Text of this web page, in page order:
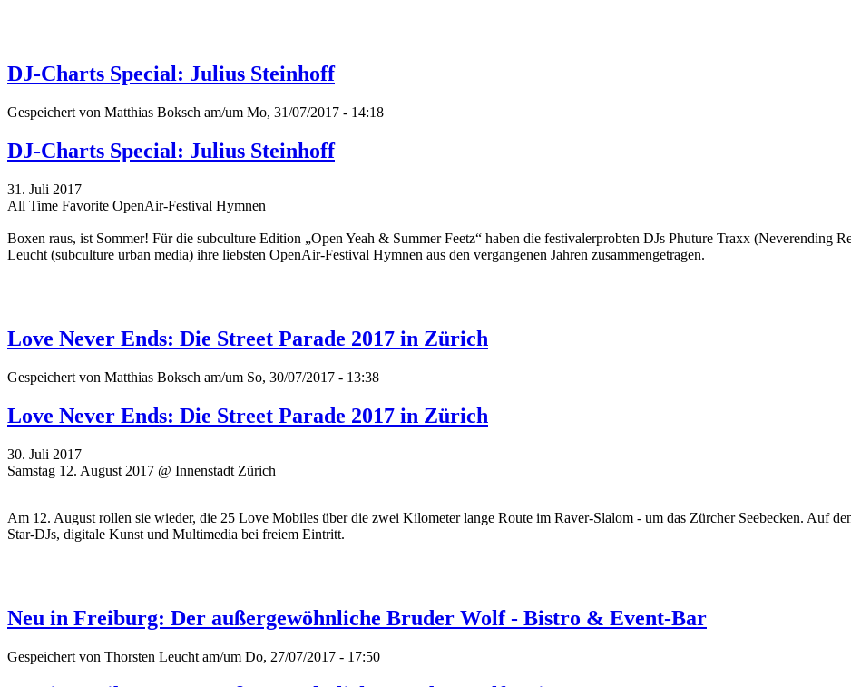
DJ-Charts Special: Julius Steinhoff
Gespeichert von Matthias Boksch am/um Mo, 31/07/2017 - 14:18
DJ-Charts Special: Julius Steinhoff
31. Juli 2017
All Time Favorite OpenAir-Festival Hymnen
Boxen raus, ist Sommer! Für die subculture Edition „Open Yeah & Summer Feetz“ haben die festivalerprobten DJs Phuture Traxx (Neverending
Leucht (subculture urban media) ihre liebsten OpenAir-Festival Hymnen aus den vergangenen Jahren zusammengetragen.
Love Never Ends: Die Street Parade 2017 in Zürich
Gespeichert von Matthias Boksch am/um So, 30/07/2017 - 13:38
Love Never Ends: Die Street Parade 2017 in Zürich
30. Juli 2017
Samstag 12. August 2017 @ Innenstadt Zürich
Am 12. August rollen sie wieder, die 25 Love Mobiles über die zwei Kilometer lange Route im Raver-Slalom - um das Zürcher Seebecken. Auf
Star-DJs, digitale Kunst und Multimedia bei freiem Eintritt.
Neu in Freiburg: Der außergewöhnliche Bruder Wolf - Bistro & Event-Bar
Gespeichert von Thorsten Leucht am/um Do, 27/07/2017 - 17:50